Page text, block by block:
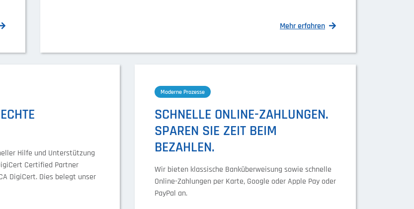
Mehr erfahren
Hilfe und Unterstützung
Certified Partner
DigiCert. Dies belegt unser
Moderne Prozesse
SCHNELLE ONLINE-ZAHLUNGEN.
SPAREN SIE ZEIT BEIM
BEZAHLEN.
Wir bieten klassische Banküberweisung sowie schnelle
Online-Zahlungen per Karte, Google oder Apple Pay oder
PayPal an.